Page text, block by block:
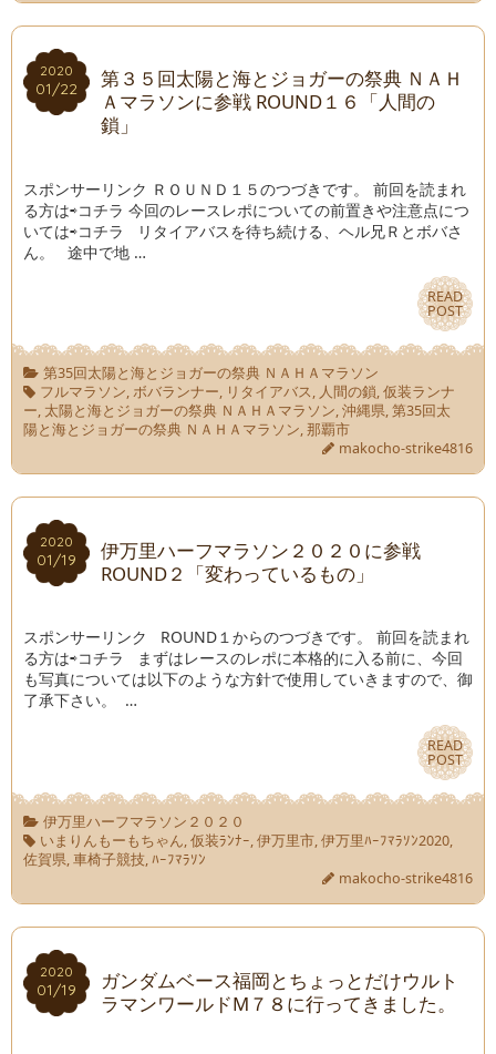
2020
01/22
2020
01/22
第３５回太陽と海とジョガーの祭典 ＮＡＨ
Ａマラソンに参戦 ROUND１６「人間の
鎖」
スポンサーリンク ＲＯＵＮＤ１５のつづきです。 前回を読まれ
る方は⇨コチラ 今回のレースレポについての前置きや注意点につ
いては⇨コチラ リタイアバスを待ち続ける、ヘル兄Ｒとボバさ
ん。 途中で地 …
READ
POST
READ
POST
第35回太陽と海とジョガーの祭典 ＮＡＨＡマラソン
フルマラソン,ボバランナー, リタイアバス, 人間の鎖,仮装ランナ
ー, 太陽と海とジョガーの祭典 ＮＡＨＡマラソン,沖縄県,第35回太
陽と海とジョガーの祭典 ＮＡＨＡマラソン,那覇市
makocho-strike4816
2020
01/19
2020
01/19
伊万里ハーフマラソン２０２０に参戦
ROUND２「変わっているもの」
スポンサーリンク ROUND１からのつづきです。 前回を読まれ
る方は⇨コチラ まずはレースのレポに本格的に入る前に、今回
も写真については以下のような方針で使用していきますので、御
了承下さい。 …
READ
POST
READ
POST
伊万里ハーフマラソン２０２０
いまりんもーもちゃん,仮装ﾗﾝﾅｰ,伊万里市,伊万里ﾊｰﾌﾏﾗｿﾝ2020,
佐賀県,車椅子競技,ﾊｰﾌﾏﾗｿﾝ
makocho-strike4816
2020
01/19
2020
01/19
ガンダムベース福岡とちょっとだけウルト
ラマンワールドM７８に行ってきました。